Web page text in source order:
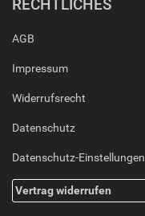
RECHTLICHES
AGB
Impressum
Widerrufsrecht
Datenschutz
Datenschutz-Einstellungen
Vertrag widerrufen